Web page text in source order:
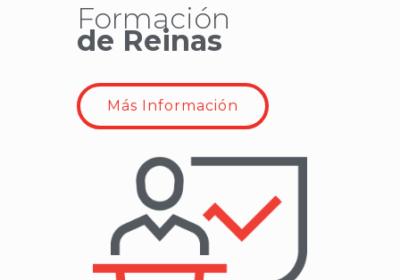
Formación
de Reinas
Más Información